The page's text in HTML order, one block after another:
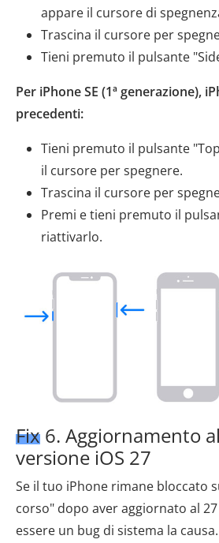
appare il cursore di
Trascina il cursore per
Tieni premuto il pulsante
Per iPhone SE (1ª generazione),
precedenti:
Tieni premuto il pulsante
il cursore per spegnere.
Trascina il cursore per
Premi e tieni premuto il
riattivarlo.
Fix 6. Aggiornamento
versione iOS 27
Se il tuo iPhone rimane bloccato
corso" dopo aver aggiornato al
essere un bug di sistema la